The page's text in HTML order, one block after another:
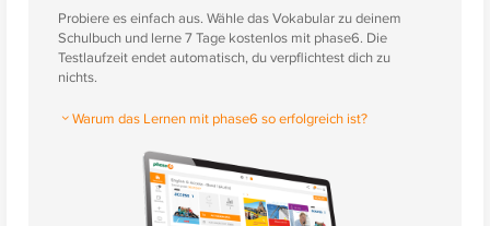
Probiere es einfach aus. Wähle das Vokabular zu deinem
Schulbuch und lerne 7 Tage kostenlos mit phase6. Die
Testlaufzeit endet automatisch, du verpflichtest dich zu
nichts.
Warum das Lernen mit phase6 so erfolgreich ist?